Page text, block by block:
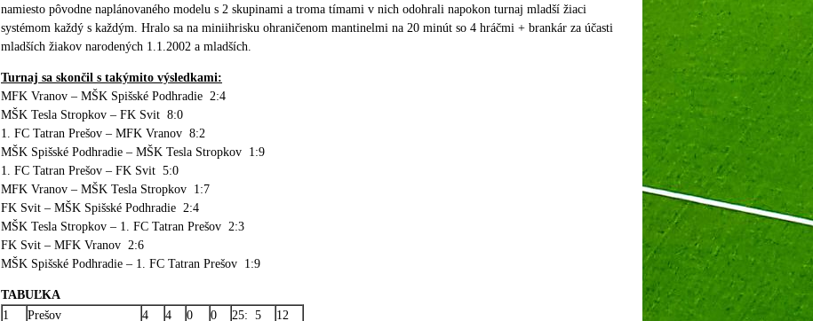
namiesto pôvodne naplánovaného modelu s 2 skupinami a troma tímami v nich odohrali napokon turnaj mladší žiaci
systémom každý s každým. Hralo sa na miniihrisku ohraničenom mantinelmi na 20 minút so 4 hráčmi + brankár za účasti
mladších žiakov narodených 1.1.2002 a mladších.
Turnaj sa skončil s takýmito výsledkami:
MFK Vranov – MŠK Spišské Podhradie 2:4
MŠK Tesla Stropkov – FK Svit 8:0
1. FC Tatran Prešov – MFK Vranov 8:2
MŠK Spišské Podhradie – MŠK Tesla Stropkov 1:9
1. FC Tatran Prešov – FK Svit 5:0
MFK Vranov – MŠK Tesla Stropkov 1:7
FK Svit – MŠK Spišské Podhradie 2:4
MŠK Tesla Stropkov – 1. FC Tatran Prešov 2:3
FK Svit – MFK Vranov 2:6
MŠK Spišské Podhradie – 1. FC Tatran Prešov 1:9
TABUĽKA
1
Prešov 4 4 0 0 25: 5
12